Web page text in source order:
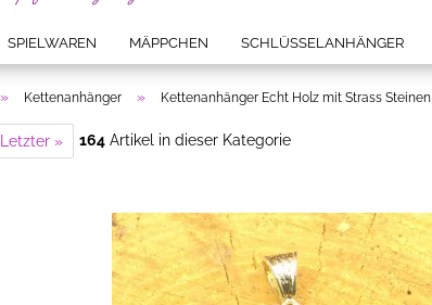
SPIELWAREN MÄPPCHEN SCHLÜSSELANHÄNGER
» Kettenanhänger » Kettenanhänger Echt Holz mit Strass Steinen
Letzter » 164 Artikel in dieser Kategorie